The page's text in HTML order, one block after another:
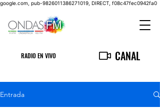
google.com, pub-9826011386271019, DIRECT, f08c47fec0942fa0
RADIO EN VIVO CANAL
Entrada